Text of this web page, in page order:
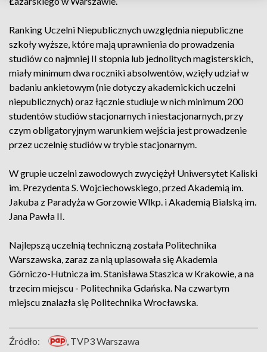
Ranking Uczelni Niepublicznych uwzględnia niepubliczne
szkoły wyższe, które mają uprawnienia do prowadzenia
studiów co najmniej II stopnia lub jednolitych magisterskich,
miały minimum dwa roczniki absolwentów, wzięły udział w
badaniu ankietowym (nie dotyczy akademickich uczelni
niepublicznych) oraz łącznie studiuje w nich minimum 200
studentów studiów stacjonarnych i niestacjonarnych, przy
czym obligatoryjnym warunkiem wejścia jest prowadzenie
przez uczelnię studiów w trybie stacjonarnym.
W grupie uczelni zawodowych zwyciężył Uniwersytet Kaliski
im. Prezydenta S. Wojciechowskiego, przed Akademią im.
Jakuba z Paradyża w Gorzowie Wlkp. i Akademią Bialską im.
Jana Pawła II.
Najlepszą uczelnią techniczną została Politechnika
Warszawska, zaraz za nią uplasowała się Akademia
Górniczo-Hutnicza im. Stanisława Staszica w Krakowie, a na
trzecim miejscu - Politechnika Gdańska. Na czwartym
miejscu znalazła się Politechnika Wrocławska.
Źródło: , TVP3 Warszawa